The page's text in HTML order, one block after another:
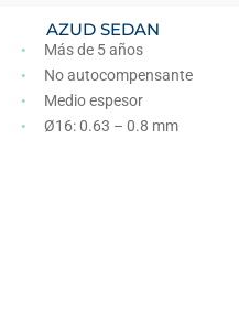
AZUD SEDAN
Más de 5 años
No autocompensante
Medio espesor
Ø16: 0.63 – 0.8 mm